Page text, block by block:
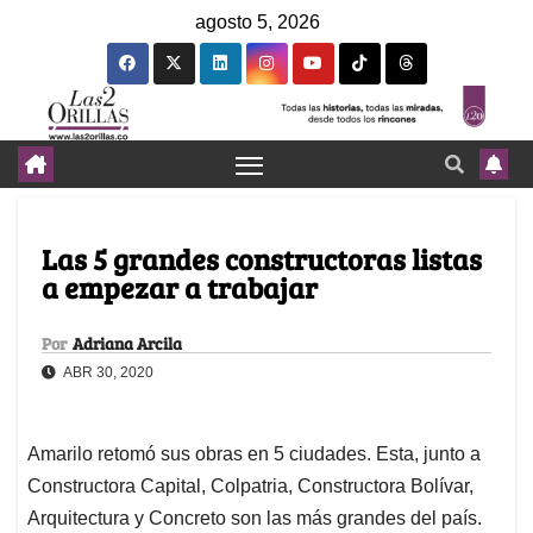
agosto 5, 2026
Las 5 grandes constructoras listas
a empezar a trabajar
Por Adriana Arcila
ABR 30, 2020
Amarilo retomó sus obras en 5 ciudades. Esta, junto a
Constructora Capital, Colpatria, Constructora Bolívar,
Arquitectura y Concreto son las más grandes del país.